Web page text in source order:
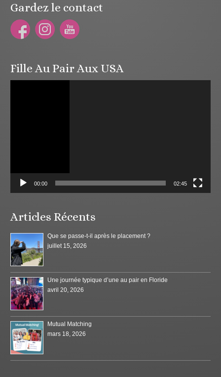
Gardez le contact
Fille Au Pair Aux USA
00:00 02:45
Articles Récents
Que se passe-t-il après le placement ?
juillet 15, 2026
Une journée typique d’une au pair en Floride
avril 20, 2026
Mutual Matching
mars 18, 2026